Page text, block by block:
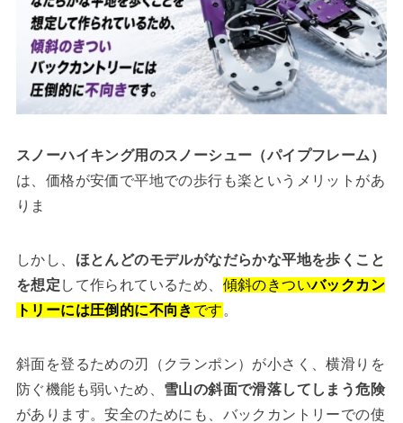
スノーハイキング用のスノーシュー（パイプフレーム）
は、価格が安価で平地での歩行も楽というメリットがあ
りま
しかし、 ほとんどのモデルがなだらかな平地を歩くこと
を想定 して作られているため、 傾斜のきついバックカン
トリーには圧倒的に不向き です 。
斜面を登るための刃（クランポン）が小さく、横滑りを
防ぐ機能も弱いため、 雪山の斜面で滑落してしまう危険
があります。安全のためにも、バックカントリーでの使